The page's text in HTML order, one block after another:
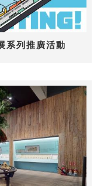
系列推廣活動